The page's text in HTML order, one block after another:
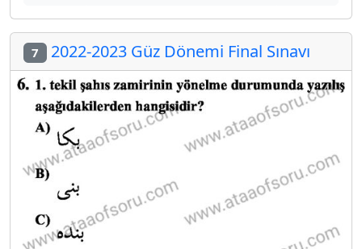
7 2022-2023 Güz Dönemi Final Sınavı